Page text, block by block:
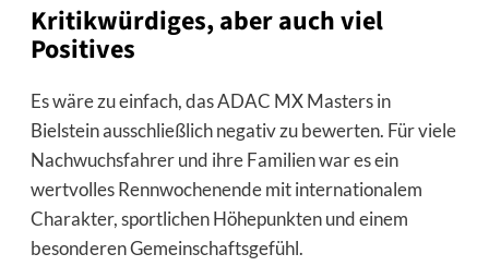
Kritikwürdiges, aber auch viel
Positives
Es wäre zu einfach, das ADAC MX Masters in
Bielstein ausschließlich negativ zu bewerten. Für viele
Nachwuchsfahrer und ihre Familien war es ein
wertvolles Rennwochenende mit internationalem
Charakter, sportlichen Höhepunkten und einem
besonderen Gemeinschaftsgefühl.